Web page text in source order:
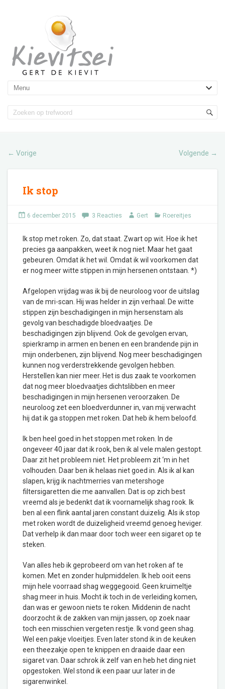
← Vorige Volgende →
Ik stop
6 december 2015 3 Reacties Gert Roereitjes
Ik stop met roken. Zo, dat staat. Zwart op wit. Hoe ik het
precies ga aanpakken, weet ik nog niet. Maar het gaat
gebeuren. Omdat ik het wil. Omdat ik wil voorkomen dat
er nog meer witte stippen in mijn hersenen ontstaan. *)
Afgelopen vrijdag was ik bij de neuroloog voor de uitslag
van de mri-scan. Hij was helder in zijn verhaal. De witte
stippen zijn beschadigingen in mijn hersenstam als
gevolg van beschadigde bloedvaatjes. De
beschadigingen zijn blijvend. Ook de gevolgen ervan,
spierkramp in armen en benen en een brandende pijn in
mijn onderbenen, zijn blijvend. Nog meer beschadigingen
kunnen nog verderstrekkende gevolgen hebben.
Herstellen kan nier meer. Het is dus zaak te voorkomen
dat nog meer bloedvaatjes dichtslibben en meer
beschadigingen in mijn hersenen veroorzaken. De
neuroloog zet een bloedverdunner in, van mij verwacht
hij dat ik ga stoppen met roken. Dat heb ik hem beloofd.
Ik ben heel goed in het stoppen met roken. In de
ongeveer 40 jaar dat ik rook, ben ik al vele malen gestopt.
Daar zit het probleem niet. Het probleem zit ‘m in het
volhouden. Daar ben ik helaas niet goed in. Als ik al kan
slapen, krijg ik nachtmerries van metershoge
filtersigaretten die me aanvallen. Dat is op zich best
vreemd als je bedenkt dat ik voornamelijk shag rook. Ik
ben al een flink aantal jaren constant duizelig. Als ik stop
met roken wordt de duizeligheid vreemd genoeg heviger.
Dat verhelp ik dan maar door toch weer een sigaret op te
steken.
Van alles heb ik geprobeerd om van het roken af te
komen. Met en zonder hulpmiddelen. Ik heb ooit eens
mijn hele voorraad shag weggegooid. Geen kruimeltje
shag meer in huis. Mocht ik toch in de verleiding komen,
dan was er gewoon niets te roken. Middenin de nacht
doorzocht ik de zakken van mijn jassen, op zoek naar
toch een misschien vergeten restje. Ik vond geen shag.
Wel een pakje vloeitjes. Even later stond ik in de keuken
een theezakje open te knippen en draaide daar een
sigaret van. Daar schrok ik zelf van en heb het ding niet
opgestoken. Wel stond ik een paar uur later in de
sigarenwinkel.